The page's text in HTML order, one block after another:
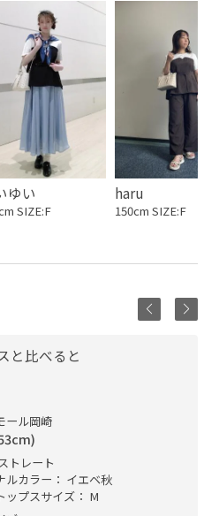
ゆい
SIZE:F
haru
150cm SIZE:F
と比べると
ール岡崎
トレート
ルカラー： イエベ秋
ップスサイズ： M